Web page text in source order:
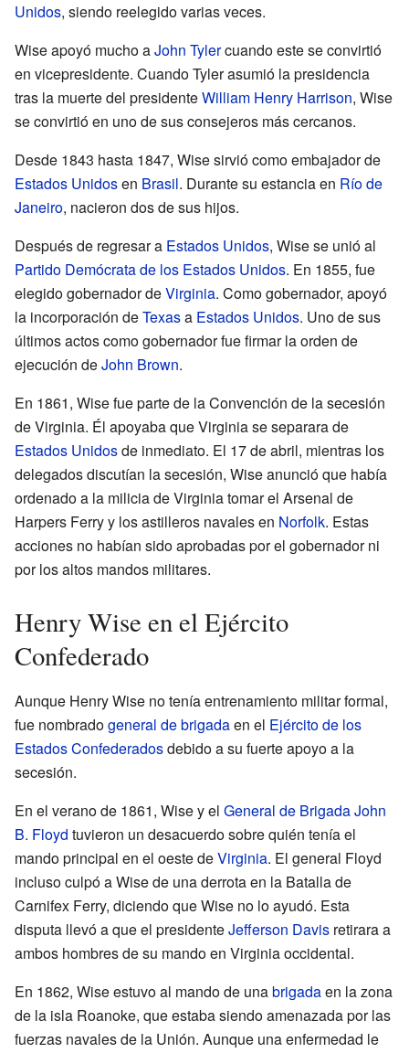
Unidos, siendo reelegido varias veces.
Wise apoyó mucho aJohn Tylercuando este se convirtió
en vicepresidente. Cuando Tyler asumió la presidencia
tras la muerte del presidenteWilliam Henry Harrison, Wise
se convirtió en uno de sus consejeros más cercanos.
Desde 1843 hasta 1847, Wise sirvió como embajador de
Estados Unidosen Brasil. Durante su estancia en Río de
Janeiro, nacieron dos de sus hijos.
Después de regresar a Estados Unidos, Wise se unió al
Partido Demócrata de los Estados Unidos. En 1855, fue
elegido gobernador deVirginia. Como gobernador, apoyó
la incorporación deTexasa Estados Unidos. Uno de sus
últimos actos como gobernador fue firmar la orden de
ejecución deJohn Brown.
En 1861, Wise fue parte de la Convención de la secesión
de Virginia. Él apoyaba que Virginia se separara de
Estados Unidosde inmediato. El 17 de abril, mientras los
delegados discutían la secesión, Wise anunció que había
ordenado a la milicia de Virginia tomar el Arsenal de
Harpers Ferry y los astilleros navales en Norfolk. Estas
acciones no habían sido aprobadas por el gobernador ni
por los altos mandos militares.
Henry Wise en el Ejército
Confederado
Aunque Henry Wise no tenía entrenamiento militar formal,
fue nombradogeneral de brigadaen el Ejército de los
Estados Confederadosdebido a su fuerte apoyo a la
secesión.
En el verano de 1861, Wise y el General de BrigadaJohn
B. Floyd tuvieron un desacuerdo sobre quién tenía el
mando principal en el oeste deVirginia. El general Floyd
incluso culpó a Wise de una derrota en la Batalla de
Carnifex Ferry, diciendo que Wise no lo ayudó. Esta
disputa llevó a que el presidenteJefferson Davis retirara a
ambos hombres de su mando en Virginia occidental.
En 1862, Wise estuvo al mando de unabrigadaen la zona
de la isla Roanoke, que estaba siendo amenazada por las
fuerzas navales de la Unión. Aunque una enfermedad le